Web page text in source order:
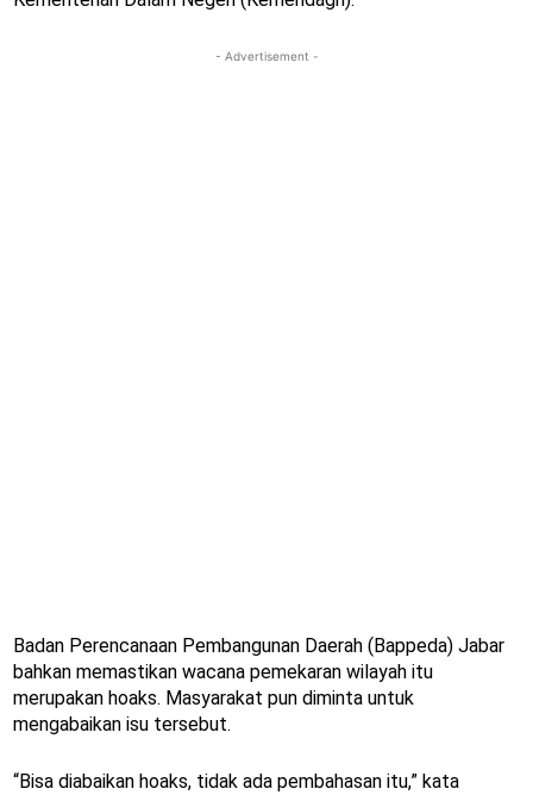
- Advertisement -
Badan Perencanaan Pembangunan Daerah (Bappeda) Jabar
bahkan memastikan wacana pemekaran wilayah itu
merupakan hoaks. Masyarakat pun diminta untuk
mengabaikan isu tersebut.
“Bisa diabaikan hoaks, tidak ada pembahasan itu,” kata